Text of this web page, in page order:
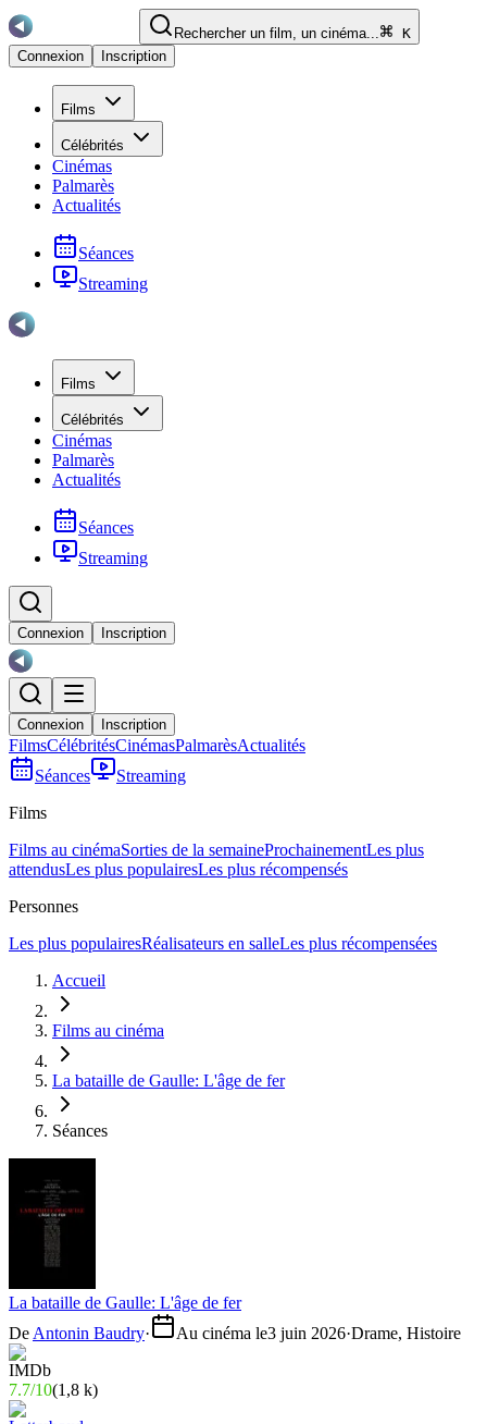
Rechercher un film, un cinéma...
K
Connexion
Inscription
Films
Célébrités
Cinémas
Palmarès
Actualités
Séances
Streaming
Films
Célébrités
Cinémas
Palmarès
Actualités
Séances
Streaming
Connexion Inscription
Connexion Inscription
FilmsCélébritésCinémasPalmarèsActualités
Séances
Streaming
Films
Films au cinémaSorties de la semaineProchainementLes plus
attendusLes plus populairesLes plus récompensés
Personnes
Les plus populairesRéalisateurs en salleLes plus récompensées
Accueil
Films au cinéma
La bataille de Gaulle: L'âge de fer
Séances
La bataille de Gaulle: L'âge de fer
De Antonin Baudry· Au cinéma le3 juin 2026·Drame, Histoire
7.7/10(1,8 k)